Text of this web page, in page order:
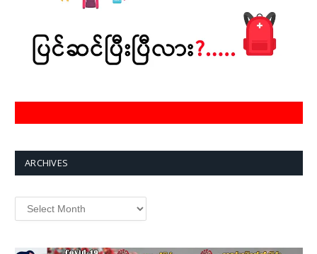
ARCHIVES
Archives